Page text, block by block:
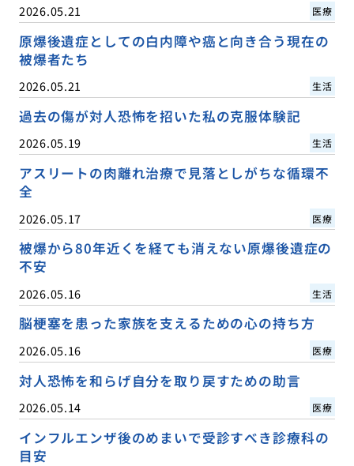
2026.05.21 医療
原爆後遺症としての白内障や癌と向き合う現在の
被爆者たち
2026.05.21 生活
過去の傷が対人恐怖を招いた私の克服体験記
2026.05.19 生活
アスリートの肉離れ治療で見落としがちな循環不
全
2026.05.17 医療
被爆から80年近くを経ても消えない原爆後遺症の
不安
2026.05.16 生活
脳梗塞を患った家族を支えるための心の持ち方
2026.05.16 医療
対人恐怖を和らげ自分を取り戻すための助言
2026.05.14 医療
インフルエンザ後のめまいで受診すべき診療科の
目安